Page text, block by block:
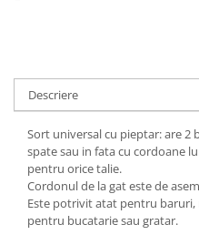
Descriere
Sort universal cu pieptar: are 2
spate sau in fata cu cordoane
pentru orice talie.
Cordonul de la gat este de
Este potrivit atat pentru baruri,
pentru bucatarie sau gratar.